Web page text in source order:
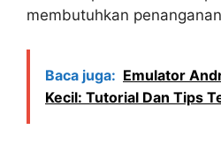
membutuhkan
Baca juga: Emulator
Kecil: Tutorial Dan Tips